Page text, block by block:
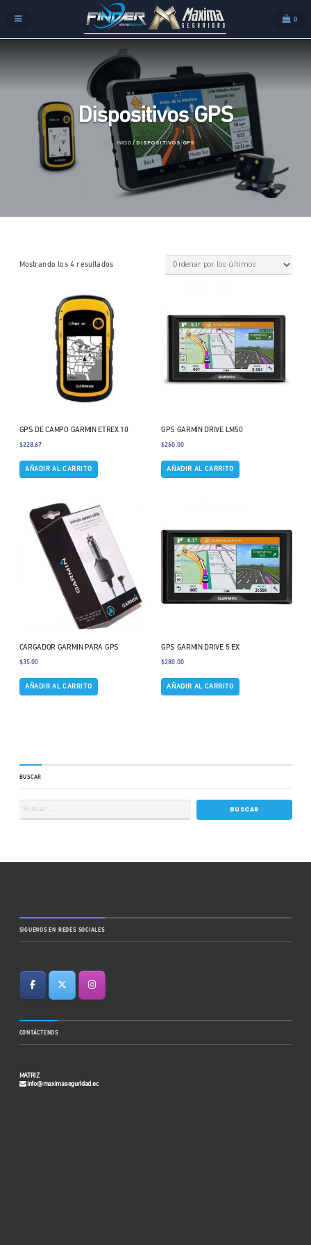
0
Dispositivos GPS
INICIO/ DISPOSITIVOS GPS
Mostrando los 4 resultados
GPS DE CAMPO GARMIN ETREX 10
$228.67
AÑADIR AL CARRITO
GPS GARMIN DRIVE LM50
$260.00
AÑADIR AL CARRITO
CARGADOR GARMIN PARA GPS
$35.00
AÑADIR AL CARRITO
GPS GARMIN DRIVE 5 EX
$280.00
AÑADIR AL CARRITO
BUSCAR
SIGUENOS EN REDES SOCIALES
CONTÁCTENOS
MATRIZ
info@maximaseguridad.ec